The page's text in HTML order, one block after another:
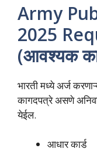
Army
2025
(आवश्यक
भारती मध्ये अर्ज
कागदपत्रे असणे
येईल.
आधार कार्ड